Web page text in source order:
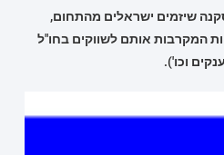
שיזמים ישראלים מהתחום,
המקרבות אותם לשווקים בחו"ל
וכו').